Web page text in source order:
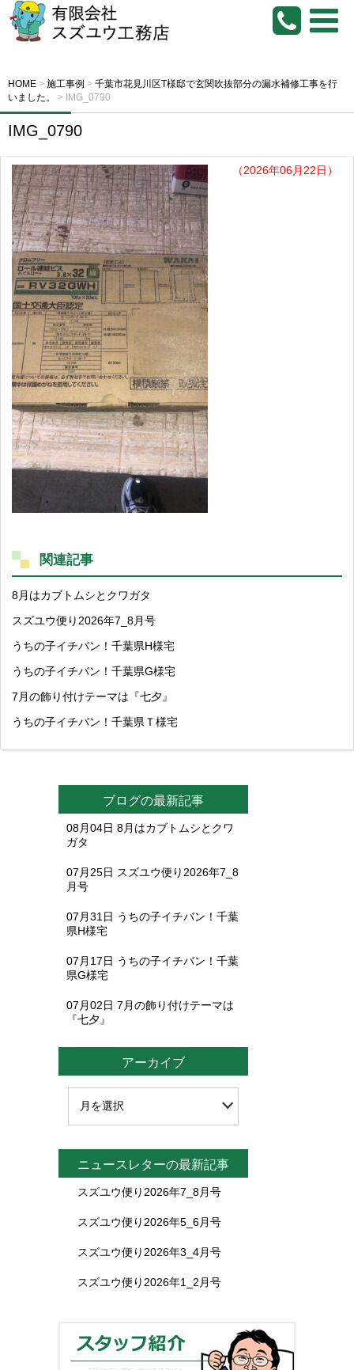
HOME > 施工事例 > 千葉市花見川区T様邸で玄関吹抜部分の漏水補修工事を行
いました。
> IMG_0790
IMG_0790
（2026年06月22日）
関連記事
8月はカブトムシとクワガタ
スズユウ便り2026年7_8月号
うちの子イチバン！千葉県H様宅
うちの子イチバン！千葉県G様宅
7月の飾り付けテーマは『七夕』
うちの子イチバン！千葉県Ｔ様宅
ブログの最新記事
08月04日 8月はカブトムシとクワ
ガタ
07月25日 スズユウ便り2026年7_8
月号
07月31日 うちの子イチバン！千葉
県H様宅
07月17日 うちの子イチバン！千葉
県G様宅
07月02日 7月の飾り付けテーマは
『七夕』
アーカイブ
ニュースレターの最新記事
スズユウ便り2026年7_8月号
スズユウ便り2026年5_6月号
スズユウ便り2026年3_4月号
スズユウ便り2026年1_2月号